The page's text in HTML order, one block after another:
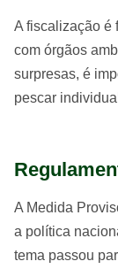
A fiscalização é
com órgãos
surpresas, é
pescar
A Medida
a política
tema passou